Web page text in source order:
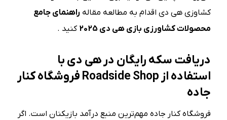
کشاوزی هی دی اقدام به مطالعه مقاله راهنمای جامع
محصولات کشاورزی بازی هی دی 2025
کنید .
دریافت سکه رایگان در هی دی با
استفاده از Roadside Shop فروشگاه کنار
جاده
فروشگاه کنار جاده مهم‌ترین منبع درآمد بازیکنان است. اگر